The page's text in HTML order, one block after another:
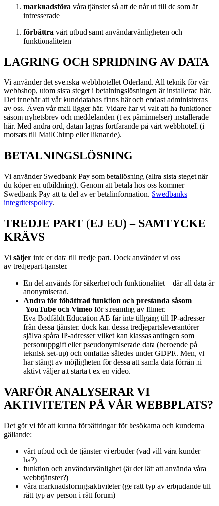
marknadsföra våra tjänster så att de når ut till de som är
intresserade
förbättra vårt utbud samt användarvänligheten och
funktionaliteten
LAGRING OCH SPRIDNING AV DATA
Vi använder det svenska webbhotellet Oderland. All teknik för vår
webbshop, utom sista steget i betalningslösningen är installerad här.
Det innebär att vår kunddatabas finns här och endast administreras
av oss. Även vår mail ligger här. Vidare har vi valt att ha funktioner
såsom nyhetsbrev och meddelanden (t ex påminnelser) installerade
här. Med andra ord, datan lagras fortfarande på vårt webbhotell (i
motsats till MailChimp eller liknande).
BETALNINGSLÖSNING
Vi använder Swedbank Pay som betallösning (allra sista steget när
du köper en utbildning). Genom att betala hos oss kommer
Swedbank Pay att ta del av er betalinformation. Swedbanks
integritetspolicy.
TREDJE PART (EJ EU) – SAMTYCKE
KRÄVS
Vi säljer inte er data till tredje part. Dock använder vi oss
av tredjepart-tjänster.
En del används för säkerhet och funktionalitet – där all data är
anonymiserad.
Andra för föbättrad funktion och prestanda såsom
YouTube och Vimeo för streaming av filmer.
Eva Bodfäldt Education AB får inte tillgång till IP-adresser
från dessa tjänster, dock kan dessa tredjepartsleverantörer
själva spåra IP-adresser vilket kan klassas antingen som
personuppgift eller pseudonymiserade data (beroende på
teknisk set-up) och omfattas således under GDPR. Men, vi
har stängt av möjligheten för dessa att samla data förrän ni
aktivt väljer att starta t ex en video.
VARFÖR ANALYSERAR VI
AKTIVITETEN PÅ VÅR WEBBPLATS?
Det gör vi för att kunna förbättringar för besökarna och kunderna
gällande:
vårt utbud och de tjänster vi erbuder (vad vill våra kunder
ha?)
funktion och användarvänlighet (är det lätt att använda våra
webbtjänster?)
våra marknadsföringsaktiviteter (ge rätt typ av erbjudande till
rätt typ av person i rätt forum)